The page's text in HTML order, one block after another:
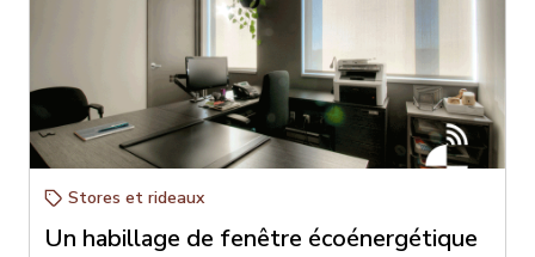
Stores et rideaux
Un habillage de fenêtre écoénergétique